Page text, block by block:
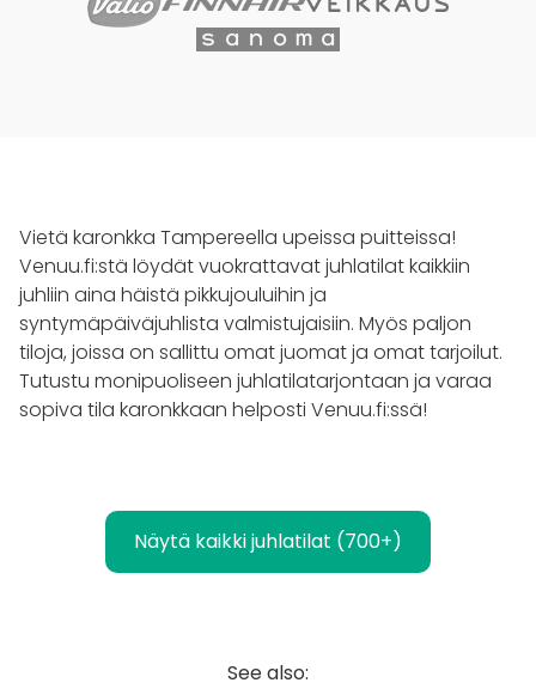
Vietä karonkka Tampereella upeissa puitteissa!
Venuu.fi:stä löydät vuokrattavat juhlatilat kaikkiin
juhliin aina häistä pikkujouluihin ja
syntymäpäiväjuhlista valmistujaisiin. Myös paljon
tiloja, joissa on sallittu omat juomat ja omat tarjoilut.
Tutustu monipuoliseen juhlatilatarjontaan ja varaa
sopiva tila karonkkaan helposti Venuu.fi:ssä!
Näytä kaikki juhlatilat (700+)
See also: